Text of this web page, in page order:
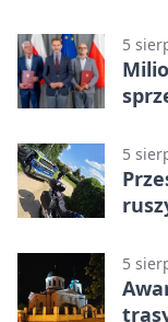
5
5
5